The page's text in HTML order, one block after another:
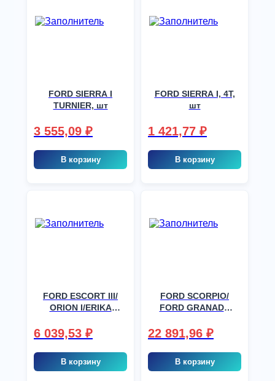
FORD SIERRA I
TURNIER, шт
3 555,09 ₽
В корзину
FORD SIERRA I, 4T,
шт
1 421,77 ₽
В корзину
FORD ESCORT III/
ORION I/ERIKA
6 039,53 ₽
В корзину
FORD SCORPIO/
FORD GRANADA
22 891,96 ₽
В корзину